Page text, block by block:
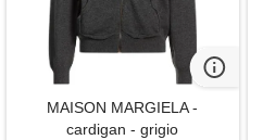
MAISON MARGIELA -
cardigan - grigio